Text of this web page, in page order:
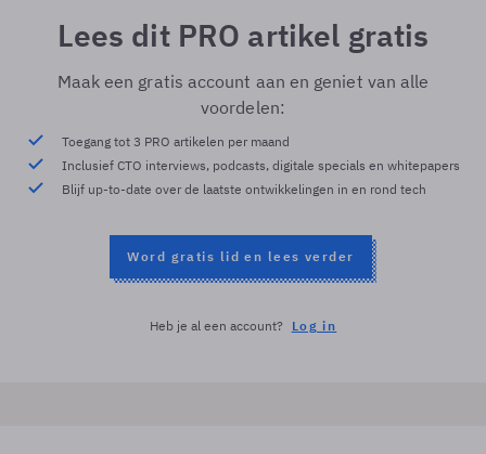
Lees dit PRO artikel gratis
Maak een gratis account aan en geniet van alle
voordelen:
Toegang tot 3 PRO artikelen per maand
Inclusief CTO interviews, podcasts, digitale specials en whitepapers
Blijf up-to-date over de laatste ontwikkelingen in en rond tech
Word gratis lid en lees verder
Heb je al een account? Log in